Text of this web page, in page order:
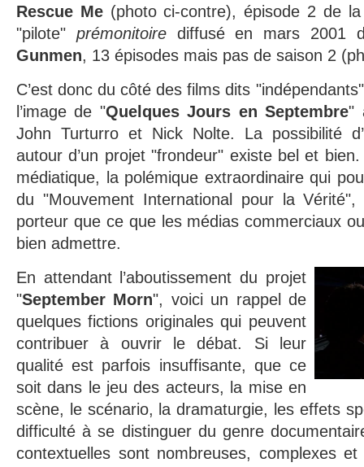
Rescue Me(photo ci-contre), épisode 2 de la
"pilote" prémonitoirediffusé en mars 2001
Gunmen, 13 épisodes mais pas de saison 2
C’est donc du côté des films dits
l’image de "Quelques Jours en Septembre"
John Turturro et Nick Nolte. La possibilité
autour d’un projet "frondeur" existe bel et
médiatique, la polémique extraordinaire qui
du "Mouvement International pour la
porteur que ce que les médias commerciaux
bien admettre.
En attendant l’aboutissement du projet
"September Morn", voici un rappel de
quelques fictions originales qui peuvent
contribuer à ouvrir le débat. Si leur
qualité est parfois insuffisante, que ce
soit dans le jeu des acteurs, la mise en
scène, le scénario, la dramaturgie, les effets
difficulté à se distinguer du genre
contextuelles sont nombreuses, complexes